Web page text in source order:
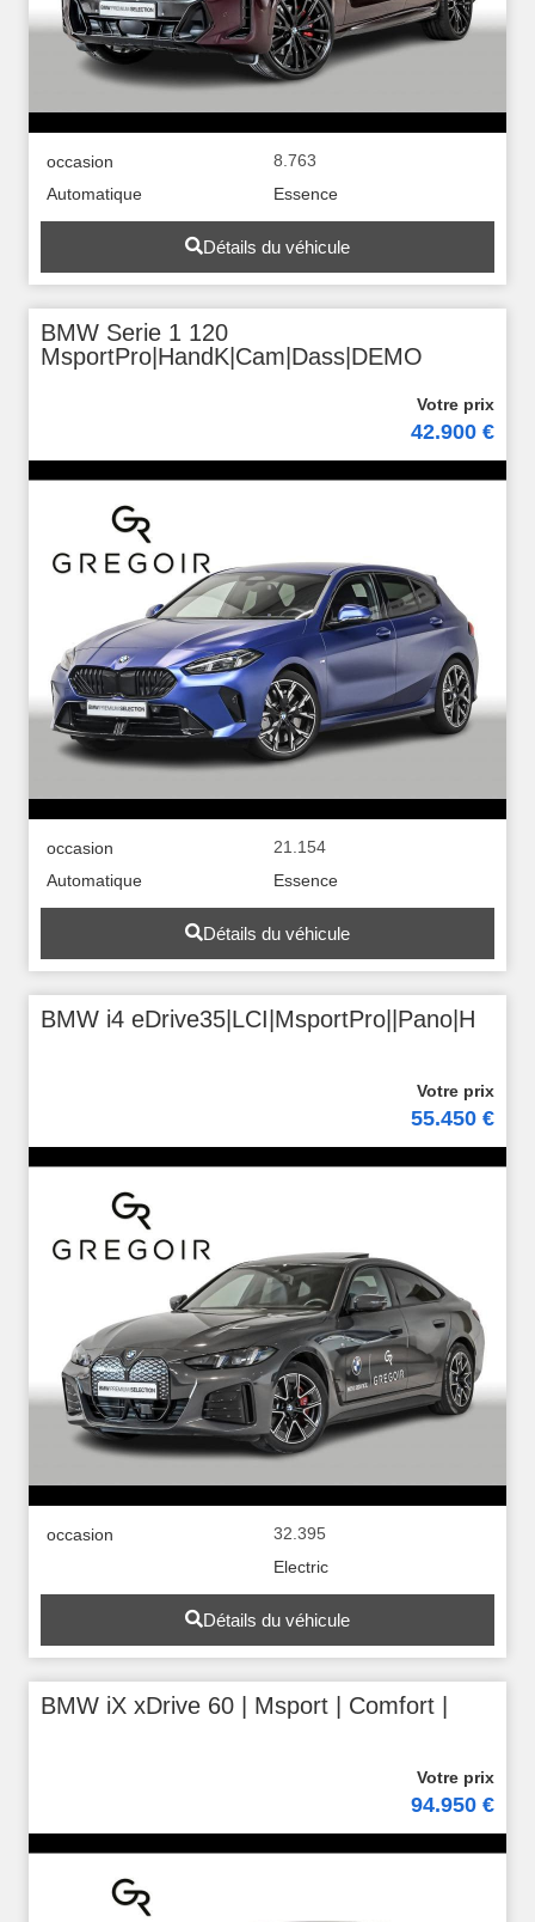
occasion
8.763
Automatique
Essence
Détails du véhicule
BMW Serie 1 120
MsportPro|HandK|Cam|Dass|DEMO
42.900 €
occasion
21.154
Automatique
Essence
Détails du véhicule
BMW i4 eDrive35|LCI|MsportPro||Pano|H
55.450 €
occasion
32.395
Electric
Détails du véhicule
BMW iX xDrive 60 | Msport | Comfort |
94.950 €